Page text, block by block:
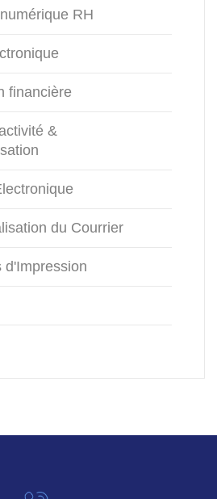
RH
financière
&
du Courrier
d'Impression